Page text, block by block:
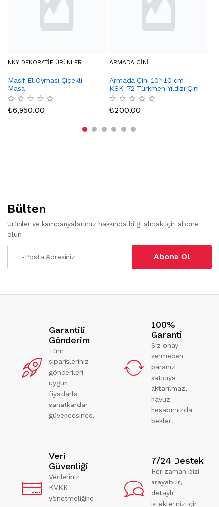
NKY DEKORATIF ÜRÜNLER
Masif El Oyması Çiçekli
Masa
₺6,950.00
ARMADA ÇİNİ
Armada Çini 10*10 cm
KSK-72 Türkmen Yıldızı Çini
Karo Seramik Desenli
Bordür Köşesi
₺200.00
Bülten
Ürünler ve kampanyalarımız hakkında bilgi almak için abone
olun
Abone Ol
Garantili
Gönderim
Tüm
siparişleriniz
gönderileri
uygun
fiyatlarla
sanatkardan
güvencesinde.
100%
Garanti
Siz onay
vermeden
paranız
satıcıya
aktarılmaz,
havuz
hesabımızda
bekler.
Veri
Güvenliği
Verileriniz
KVKK
yönetmeliğine
7/24 Destek
Her zaman bizi
arayabilir,
detaylı
istekleriniz için